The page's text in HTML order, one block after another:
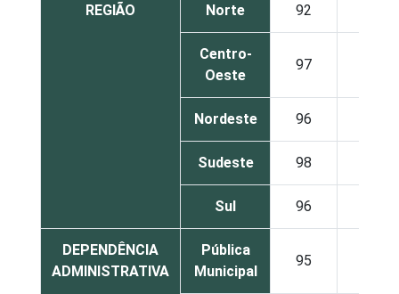
REGIÃO Norte 92
Centro-
Oeste
97
Nordeste 96
Sudeste 98
Sul 96
DEPENDÊNCIA
ADMINISTRATIVA
Pública
Municipal
95